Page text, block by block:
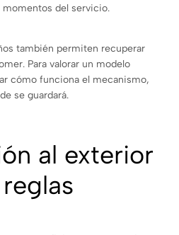
momentos del servicio.
también permiten recuperar
Para valorar un modelo
cómo funciona el mecanismo,
se guardará.
al exterior